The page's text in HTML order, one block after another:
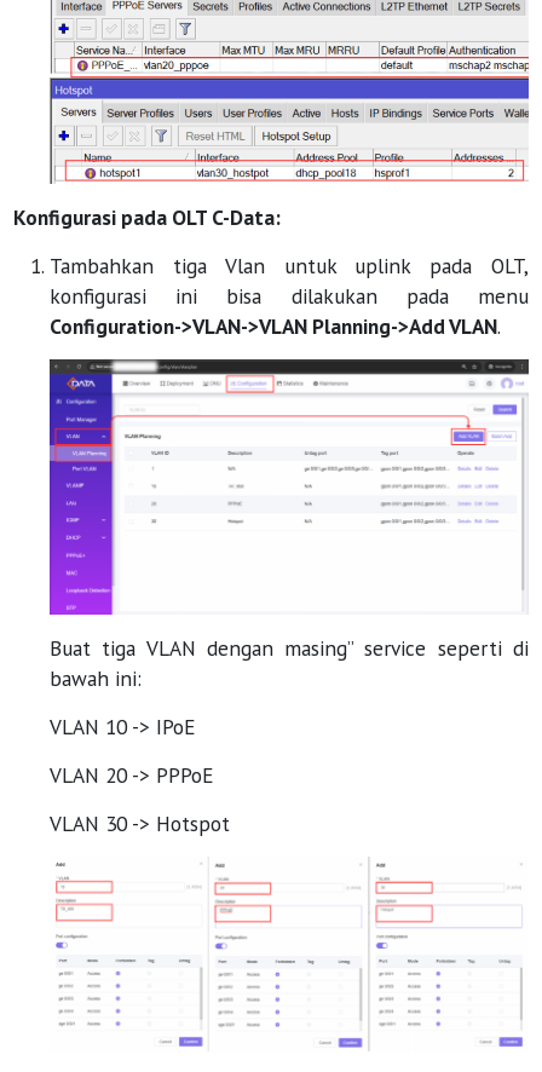
Konfigurasi pada OLT C-Data:
Tambahkan tiga Vlan untuk uplink pada OLT,
konfigurasi ini bisa dilakukan pada menu
Configuration->VLAN->VLAN Planning->Add VLAN.
Buat tiga VLAN dengan masing” service seperti di
bawah ini:
VLAN 10 -> IPoE
VLAN 20 -> PPPoE
VLAN 30 -> Hotspot